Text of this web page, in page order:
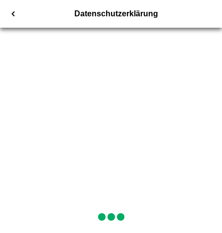
Datenschutzerklärung